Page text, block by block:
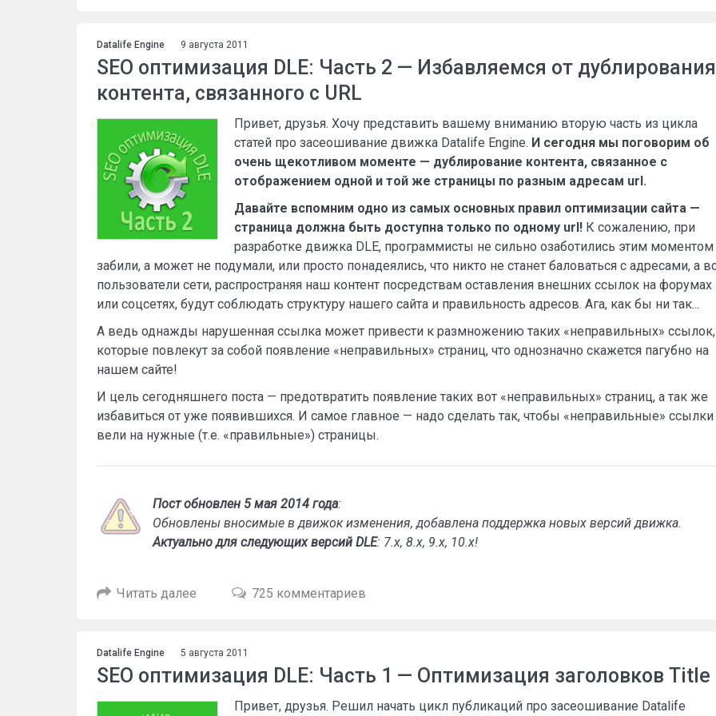
Datalife Engine 9 августа 2011
SEO оптимизация DLE: Часть 2 — Избавляемся от дублирования
контента, связанного с URL
Привет, друзья. Хочу представить вашему вниманию вторую часть из цикла
статей про засеошивание движка Datalife Engine. И сегодня мы поговорим об
очень щекотливом моменте — дублирование контента, связанное с
отображением одной и той же страницы по разным адресам url.
Давайте вспомним одно из самых основных правил оптимизации сайта —
страница должна быть доступна только по одному url! К сожалению, при
разработке движка DLE, программисты не сильно озаботились этим моментом
забили, а может не подумали, или просто понадеялись, что никто не станет баловаться с адресами, а
пользователи сети, распространяя наш контент посредствам оставления внешних ссылок на форумах
или соцсетях, будут соблюдать структуру нашего сайта и правильность адресов. Ага, как бы ни так...
А ведь однажды нарушенная ссылка может привести к размножению таких «неправильных» ссылок,
которые повлекут за собой появление «неправильных» страниц, что однозначно скажется пагубно на
нашем сайте!
И цель сегодняшнего поста — предотвратить появление таких вот «неправильных» страниц, а так же
избавиться от уже появившихся. И самое главное — надо сделать так, чтобы «неправильные» ссылки
вели на нужные (т.е. «правильные») страницы.
Пост обновлен 5 мая 2014 года:
Обновлены вносимые в движок изменения, добавлена поддержка новых версий движка.
Актуально для следующих версий DLE: 7.x, 8.x, 9.x, 10.x!
Читать далее 725 комментариев
Datalife Engine 5 августа 2011
SEO оптимизация DLE: Часть 1 — Оптимизация заголовков Title
Привет, друзья. Решил начать цикл публикаций про засеошивание Datalife